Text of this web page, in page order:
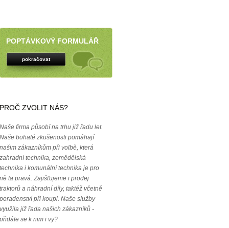
POPTÁVKOVÝ FORMULÁŘ
pokračovat
PROČ ZVOLIT NÁS?
Naše firma působí na trhu již řadu let.
Naše bohaté zkušenosti pomáhají
našim zákazníkům při volbě, která
zahradní technika, zemědělská
technika i komunální technika je pro
ně ta pravá. Zajišťujeme i prodej
traktorů a náhradní díly, taktéž včetně
poradenství při koupi. Naše služby
využila již řada našich zákazníků -
přidáte se k nim i vy?